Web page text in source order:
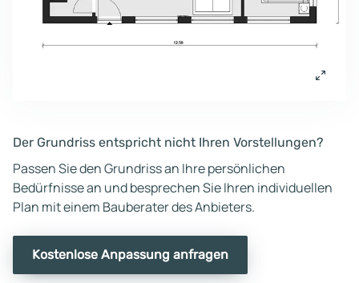
Der Grundriss entspricht nicht Ihren Vorstellungen?
Passen Sie den Grundriss an Ihre persönlichen
Bedürfnisse an und besprechen Sie Ihren individuellen
Plan mit einem Bauberater des Anbieters.
Kostenlose Anpassung anfragen